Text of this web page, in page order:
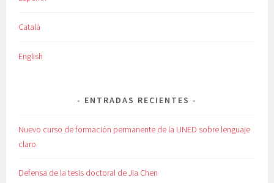
Català
English
ENTRADAS RECIENTES
Nuevo curso de formación permanente de la UNED sobre lenguaje
claro
Defensa de la tesis doctoral de Jia Chen